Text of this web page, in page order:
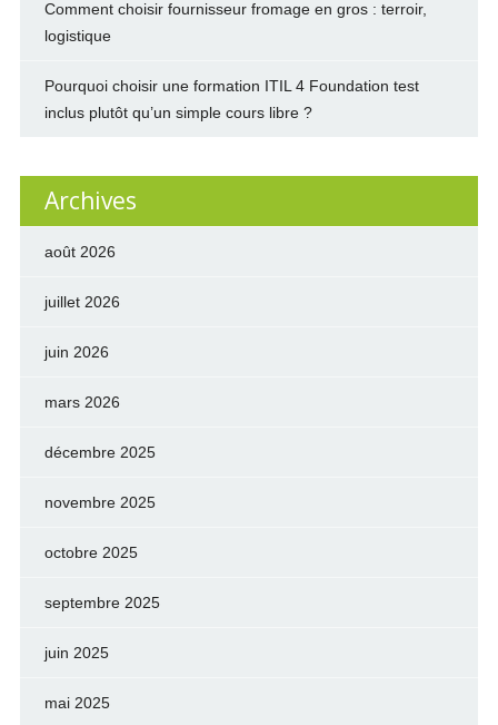
Comment choisir fournisseur fromage en gros : terroir,
logistique
Pourquoi choisir une formation ITIL 4 Foundation test
inclus plutôt qu’un simple cours libre ?
Archives
août 2026
juillet 2026
juin 2026
mars 2026
décembre 2025
novembre 2025
octobre 2025
septembre 2025
juin 2025
mai 2025